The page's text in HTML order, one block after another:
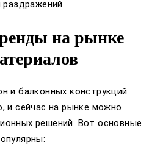
раздражений.
на рынке
и балконных конструкций
и сейчас на рынке можно
решений. Вот основные